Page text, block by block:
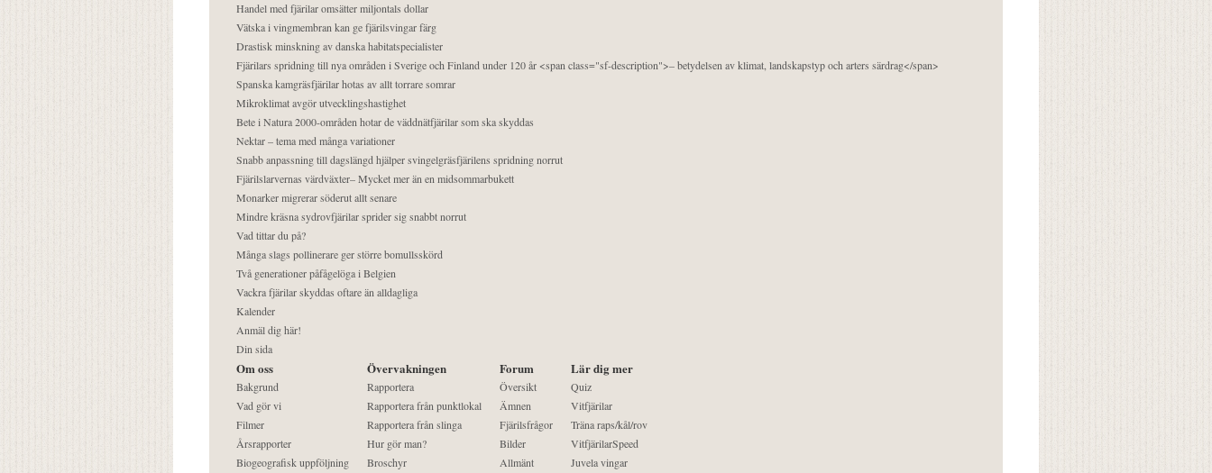
Handel med fjärilar omsätter miljontals dollar
Vätska i vingmembran kan ge fjärilsvingar färg
Drastisk minskning av danska habitatspecialister
Fjärilars spridning till nya områden i Sverige och Finland under 120 år <span class="sf-description">– betydelsen av klimat, landskapstyp och arters särdrag</span>
Spanska kamgräsfjärilar hotas av allt torrare somrar
Mikroklimat avgör utvecklingshastighet
Bete i Natura 2000-områden hotar de väddnätfjärilar som ska skyddas
Nektar – tema med många variationer
Snabb anpassning till dagslängd hjälper svingelgräsfjärilens spridning norrut
Fjärilslarvernas värdväxter– Mycket mer än en midsommarbukett
Monarker migrerar söderut allt senare
Mindre kräsna sydrovfjärilar sprider sig snabbt norrut
Vad tittar du på?
Många slags pollinerare ger större bomullsskörd
Två generationer påfågelöga i Belgien
Vackra fjärilar skyddas oftare än alldagliga
Kalender
Anmäl dig här!
Din sida
Om oss
Bakgrund
Vad gör vi
Filmer
Årsrapporter
Biogeografisk uppföljning
Övervakningen
Rapportera
Rapportera från punktlokal
Rapportera från slinga
Hur gör man?
Broschyr
Forum
Översikt
Ämnen
Fjärilsfrågor
Bilder
Allmänt
Lär dig mer
Quiz
Vitfjärilar
Träna raps/kål/rov
VitfjärilarSpeed
Juvela vingar